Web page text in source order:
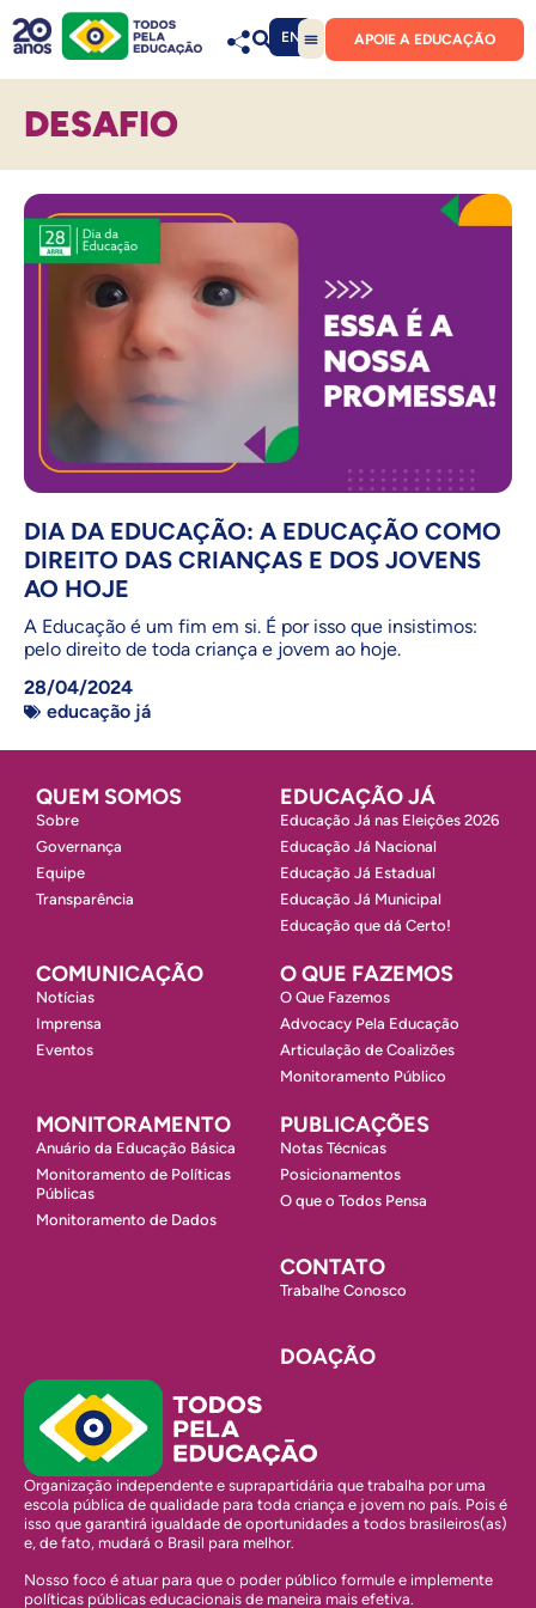
EN APOIE A EDUCAÇÃO
DESAFIO
DIA DA EDUCAÇÃO: A EDUCAÇÃO COMO
DIREITO DAS CRIANÇAS E DOS JOVENS
AO HOJE
A Educação é um fim em si. É por isso que insistimos:
pelo direito de toda criança e jovem ao hoje.
28/04/2024
educação já
QUEM SOMOS
Sobre
Governança
Equipe
Transparência
EDUCAÇÃO JÁ
Educação Já nas Eleições 2026
Educação Já Nacional
Educação Já Estadual
Educação Já Municipal
Educação que dá Certo!
COMUNICAÇÃO
Notícias
Imprensa
Eventos
O QUE FAZEMOS
O Que Fazemos
Advocacy Pela Educação
Articulação de Coalizões
Monitoramento Público
MONITORAMENTO
Anuário da Educação Básica
Monitoramento de Políticas
Públicas
Monitoramento de Dados
PUBLICAÇÕES
Notas Técnicas
Posicionamentos
O que o Todos Pensa
CONTATO
Trabalhe Conosco
DOAÇÃO
Organização independente e suprapartidária que trabalha por uma
escola pública de qualidade para toda criança e jovem no país. Pois é
isso que garantirá igualdade de oportunidades a todos brasileiros(as)
e, de fato, mudará o Brasil para melhor.
Nosso foco é atuar para que o poder público formule e implemente
políticas públicas educacionais de maneira mais efetiva.